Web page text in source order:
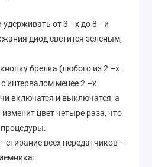
от 3 –х до 8 –и
диод светится зеленым,
брелка (любого из 2 –х
интервалом менее 2 –х
включатся и выключатся, а
цвет четыре раза, что
всех передатчиков –